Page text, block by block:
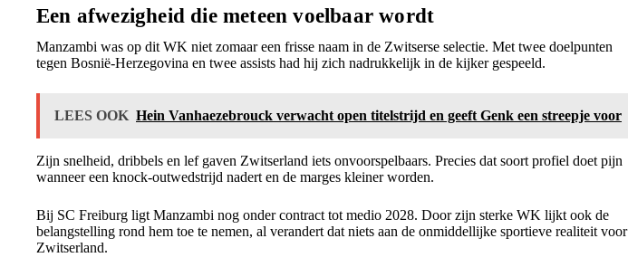
Een afwezigheid die meteen voelbaar wordt
Manzambi was op dit WK niet zomaar een frisse naam in de Zwitserse selectie. Met twee doelpunten
tegen Bosnië-Herzegovina en twee assists had hij zich nadrukkelijk in de kijker gespeeld.
LEES OOK Hein Vanhaezebrouck verwacht open titelstrijd en geeft Genk een streepje voor
Zijn snelheid, dribbels en lef gaven Zwitserland iets onvoorspelbaars. Precies dat soort profiel doet pijn
wanneer een knock-outwedstrijd nadert en de marges kleiner worden.
Bij SC Freiburg ligt Manzambi nog onder contract tot medio 2028. Door zijn sterke WK lijkt ook de
belangstelling rond hem toe te nemen, al verandert dat niets aan de onmiddellijke sportieve realiteit voor
Zwitserland.